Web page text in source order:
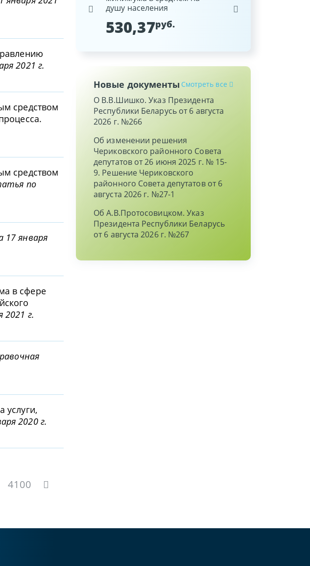
2021 г.
средством
средством
по
17 января
в сфере
г.
услуги,
2020 г.
4100
руб.
душу населения
530,37руб.
Республики Беларусь
Новые документы Смотреть все
О В.В.Шишко. Указ Президента
Республики Беларусь от 6 августа
2026 г. №266
Об изменении решения
Чериковского районного Совета
депутатов от 26 июня 2025 г. № 15-
9. Решение Чериковского
районного Совета депутатов от 6
августа 2026 г. №27-1
Об А.В.Протосовицком. Указ
Президента Республики Беларусь
от 6 августа 2026 г. №267